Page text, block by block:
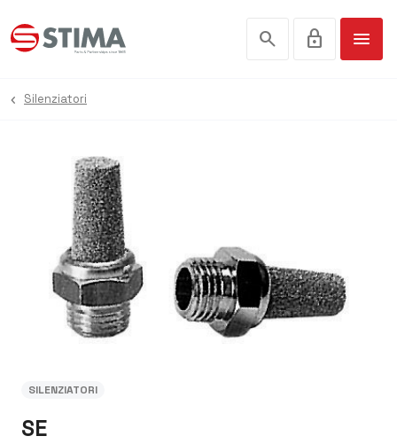
search lock menu
Silenziatori
SILENZIATORI
SE